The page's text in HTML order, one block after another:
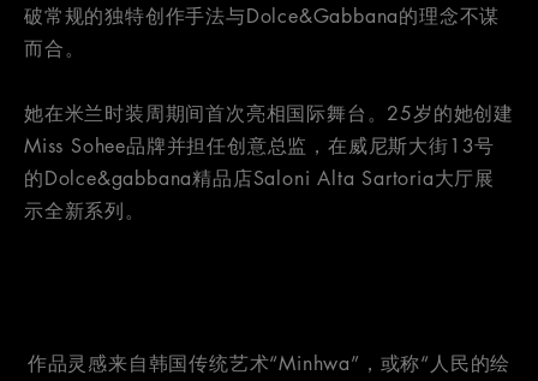
破常规的独特创作手法与Dolce&Gabbana的理念不谋
而合。
她在米兰时装周期间首次亮相国际舞台。25岁的她创建
Miss Sohee品牌并担任创意总监，在威尼斯大街13号
的Dolce&gabbana精品店Saloni Alta Sartoria大厅展
示全新系列。
作品灵感来自韩国传统艺术“Minhwa”，或称“人民的绘